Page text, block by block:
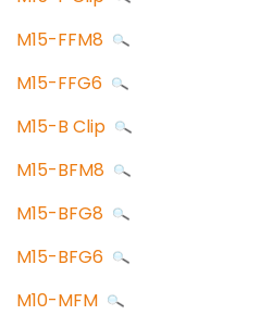
M15-FFM8
M15-FFG6
M15-B Clip
M15-BFM8
M15-BFG8
M15-BFG6
M10-MFM